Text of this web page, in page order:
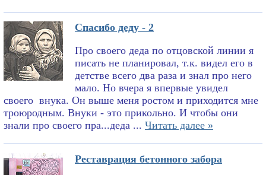
Спасибо деду - 2
Про своего деда по отцовской линии я
писать не планировал, т.к. видел его в
детстве всего два раза и знал про него
мало. Но вчера я впервые увидел
своего внука. Он выше меня ростом и приходится мне
троюродным. Внуки - это прикольно. И чтобы они
знали про своего пра...деда ... Читать далее »
Реставрация бетонного забора